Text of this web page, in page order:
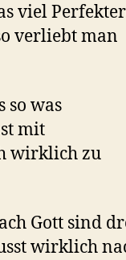
viel
verliebt man
so was
mit
wirklich zu
Gott sind
wirklich